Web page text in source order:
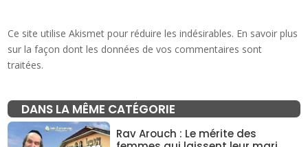
Ce site utilise Akismet pour réduire les indésirables. En savoir plus
sur la façon dont les données de vos commentaires sont
traitées.
DANS LA MÊME CATÉGORIE
Rav Arouch : Le mérite des